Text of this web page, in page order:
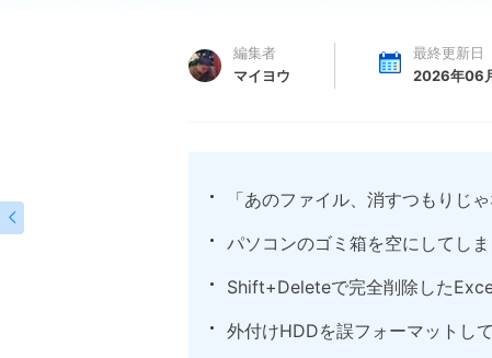

編集者
マイヨウ
最終更新日
2026年06
「あのファイル、消すつもりじ
パソコンのゴミ箱を空にしてし
Shift+Deleteで完全削除した
外付けHDDを誤フォーマットし